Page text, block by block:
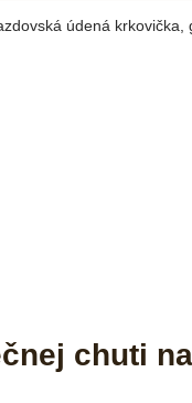
údená
chuti